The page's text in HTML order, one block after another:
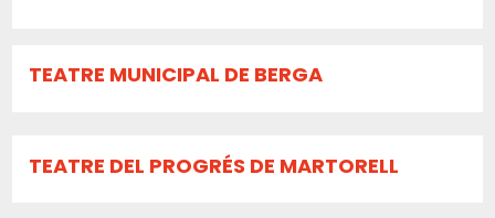
TEATRE MUNICIPAL DE BERGA
TEATRE DEL PROGRÉS DE MARTORELL